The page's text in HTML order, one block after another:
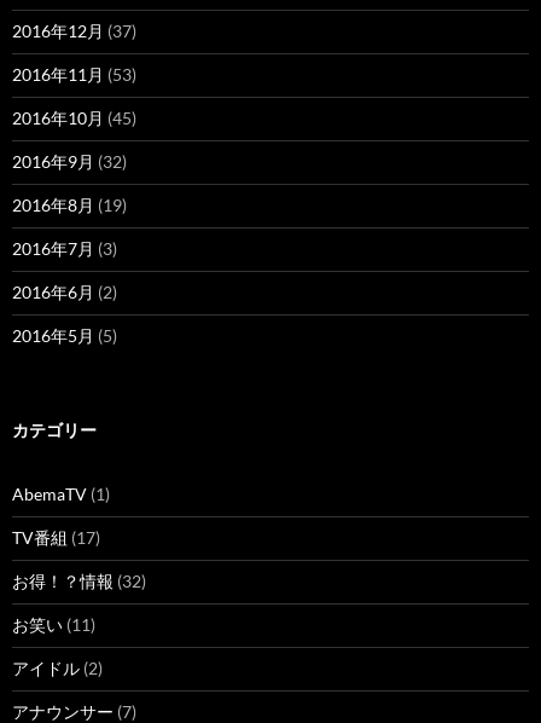
2016年12月 (37)
2016年11月 (53)
2016年10月 (45)
2016年9月 (32)
2016年8月 (19)
2016年7月 (3)
2016年6月 (2)
2016年5月 (5)
カテゴリー
AbemaTV (1)
TV番組 (17)
お得！？情報 (32)
お笑い (11)
アイドル (2)
アナウンサー (7)